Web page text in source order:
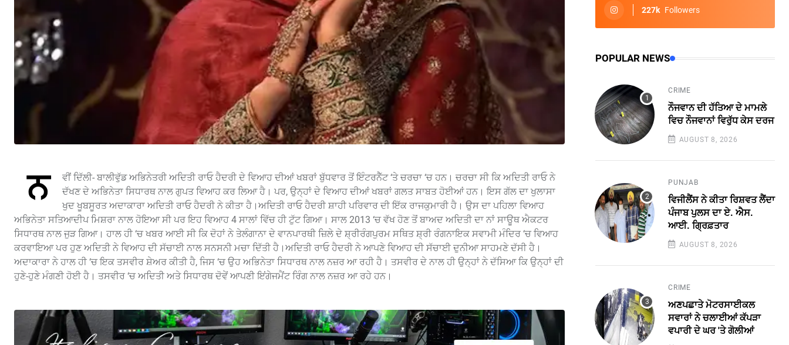
ਨ
ਵੀਂ ਦਿੱਲੀ- ਬਾਲੀਵੁੱਡ ਅਭਿਨੇਤਰੀ ਅਦਿਤੀ ਰਾਓ ਹੈਦਰੀ ਦੇ ਵਿਆਹ ਦੀਆਂ ਖਬਰਾਂ ਬੁੱਧਵਾਰ ਤੋਂ ਇੰਟਰਨੈੱਟ ‘ਤੇ ਚਰਚਾ ‘ਚ ਹਨ। ਚਰਚਾ ਸੀ ਕਿ ਅਦਿਤੀ ਰਾਓ ਨੇ
ਦੱਖਣ ਦੇ ਅਭਿਨੇਤਾ ਸਿਧਾਰਥ ਨਾਲ ਗੁਪਤ ਵਿਆਹ ਕਰ ਲਿਆ ਹੈ। ਪਰ, ਉਨ੍ਹਾਂ ਦੇ ਵਿਆਹ ਦੀਆਂ ਖਬਰਾਂ ਗਲਤ ਸਾਬਤ ਹੋਈਆਂ ਹਨ। ਇਸ ਗੱਲ ਦਾ ਖੁਲਾਸਾ
ਖੁਦ ਖੂਬਸੂਰਤ ਅਦਾਕਾਰਾ ਅਦਿਤੀ ਰਾਓ ਹੈਦਰੀ ਨੇ ਕੀਤਾ ਹੈ।ਅਦਿਤੀ ਰਾਓ ਹੈਦਰੀ ਸ਼ਾਹੀ ਪਰਿਵਾਰ ਦੀ ਇੱਕ ਰਾਜਕੁਮਾਰੀ ਹੈ। ਉਸ ਦਾ ਪਹਿਲਾ ਵਿਆਹ
ਅਭਿਨੇਤਾ ਸਤਿਆਦੀਪ ਮਿਸ਼ਰਾ ਨਾਲ ਹੋਇਆ ਸੀ ਪਰ ਇਹ ਵਿਆਹ 4 ਸਾਲਾਂ ਵਿੱਚ ਹੀ ਟੁੱਟ ਗਿਆ। ਸਾਲ 2013 ‘ਚ ਵੱਖ ਹੋਣ ਤੋਂ ਬਾਅਦ ਅਦਿਤੀ ਦਾ ਨਾਂ ਸਾਊਥ ਐਕਟਰ
ਸਿਧਾਰਥ ਨਾਲ ਜੁੜ ਗਿਆ। ਹਾਲ ਹੀ ‘ਚ ਖਬਰ ਆਈ ਸੀ ਕਿ ਦੋਹਾਂ ਨੇ ਤੇਲੰਗਾਨਾ ਦੇ ਵਾਨਪਾਰਥੀ ਜ਼ਿਲੇ ਦੇ ਸ਼੍ਰੀਰੰਗਪੁਰਮ ਸਥਿਤ ਸ਼੍ਰੀ ਰੰਗਨਾਇਕ ਸਵਾਮੀ ਮੰਦਿਰ ‘ਚ ਵਿਆਹ
ਕਰਵਾਇਆ ਪਰ ਹੁਣ ਅਦਿਤੀ ਨੇ ਵਿਆਹ ਦੀ ਸੱਚਾਈ ਨਾਲ ਸਨਸਨੀ ਮਚਾ ਦਿੱਤੀ ਹੈ।ਅਦਿਤੀ ਰਾਓ ਹੈਦਰੀ ਨੇ ਆਪਣੇ ਵਿਆਹ ਦੀ ਸੱਚਾਈ ਦੁਨੀਆ ਸਾਹਮਣੇ ਦੱਸੀ ਹੈ।
ਅਦਾਕਾਰਾ ਨੇ ਹਾਲ ਹੀ ‘ਚ ਇਕ ਤਸਵੀਰ ਸ਼ੇਅਰ ਕੀਤੀ ਹੈ, ਜਿਸ ‘ਚ ਉਹ ਅਭਿਨੇਤਾ ਸਿਧਾਰਥ ਨਾਲ ਨਜ਼ਰ ਆ ਰਹੀ ਹੈ। ਤਸਵੀਰ ਦੇ ਨਾਲ ਹੀ ਉਨ੍ਹਾਂ ਨੇ ਦੱਸਿਆ ਕਿ ਉਨ੍ਹਾਂ ਦੀ
ਹੁਣੇ-ਹੁਣੇ ਮੰਗਣੀ ਹੋਈ ਹੈ। ਤਸਵੀਰ ‘ਚ ਅਦਿਤੀ ਅਤੇ ਸਿਧਾਰਥ ਦੋਵੇਂ ਆਪਣੀ ਇਂਗੇਜਮੈਂਟ ਰਿੰਗ ਨਾਲ ਨਜ਼ਰ ਆ ਰਹੇ ਹਨ।
227k Followers
POPULAR NEWS
CRIME
ਨੌਜਵਾਨ ਦੀ ਹੱਤਿਆ ਦੇ ਮਾਮਲੇ
ਵਿਚ ਨੌਜਵਾਨਾਂ ਵਿਰੁੱਧ ਕੇਸ ਦਰਜ
AUGUST 8, 2026
PUNJAB
ਵਿਜੀਲੈਂਸ ਨੇ ਕੀਤਾ ਰਿਸ਼ਵਤ ਲੈਂਦਾ
ਪੰਜਾਬ ਪੁਲਸ ਦਾ ਏ. ਐਸ.
ਆਈ. ਗ੍ਰਿਫ਼ਤਾਰ
AUGUST 8, 2026
CRIME
ਅਣਪਛਾਤੇ ਮੋਟਰਸਾਈਕਲ
ਸਵਾਰਾਂ ਨੇ ਚਲਾਈਆਂ ਕੱਪੜਾ
ਵਪਾਰੀ ਦੇ ਘਰ 'ਤੇ ਗੋਲੀਆਂ